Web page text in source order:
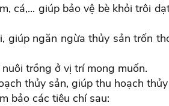
cá,... giúp bảo vệ bè khỏi trôi
giúp ngăn ngừa thủy sản trốn
trồng ở vị trí mong muốn.
thủy sản, giúp thu hoạch
bảo các tiêu chí sau: